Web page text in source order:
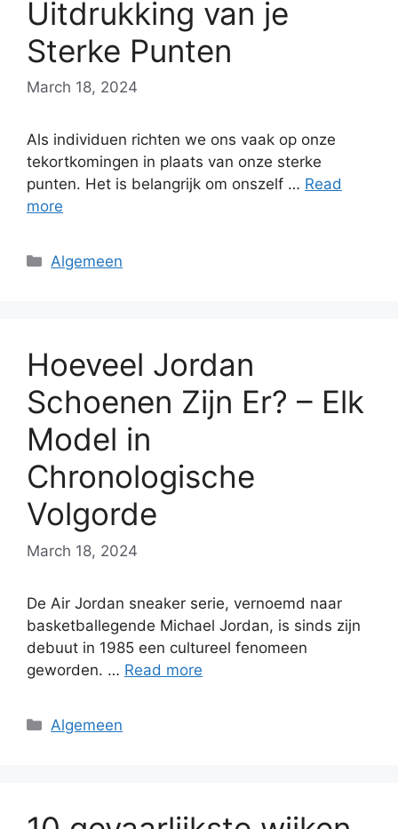
Uitdrukking van je
Sterke Punten
March 18, 2024
Als individuen richten we ons vaak op onze
tekortkomingen in plaats van onze sterke
punten. Het is belangrijk om onszelf … Read
more
Categories
Algemeen
Hoeveel Jordan
Schoenen Zijn Er? – Elk
Model in
Chronologische
Volgorde
March 18, 2024
De Air Jordan sneaker serie, vernoemd naar
basketballegende Michael Jordan, is sinds zijn
debuut in 1985 een cultureel fenomeen
geworden. … Read more
Categories
Algemeen